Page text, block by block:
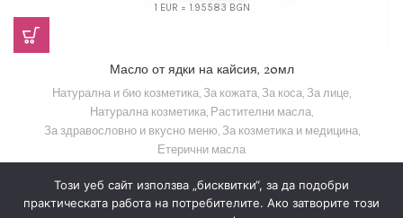
1 EUR = 1.95583 BGN
Масло от ядки на кайсия, 20мл
Натурална и био козметика За кожата За коса За лице
Натурална козметика Растителни масла
За здравословно и вкусно меню За козметика и медицина,
Етерични масла
Този уеб сайт използва „бисквитки“, за да подобри
практическата работа на потребителите. Ако затворите този